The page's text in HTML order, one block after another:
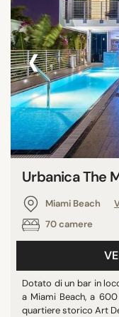
‹
Urbanica The
Miami Beach
70 camere
Dotato di un bar in
a Miami Beach, a
quartiere storico Art